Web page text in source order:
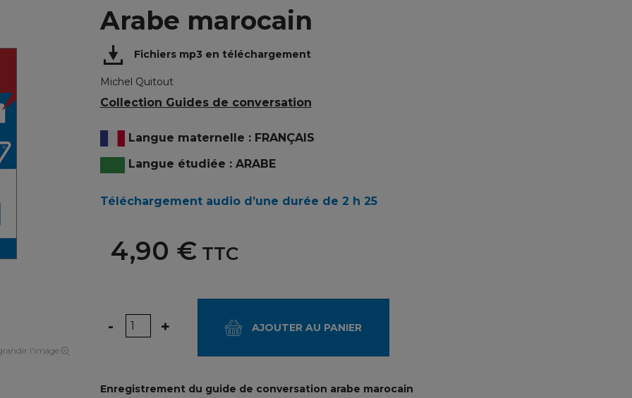
l'image
Arabe marocain
Fichiers mp3 en téléchargement
Michel Quitout
Collection Guides de conversation
Langue maternelle : FRANÇAIS
Langue étudiée : ARABE
Téléchargement audio d’une durée de 2 h 25
4,90 €TTC
Quantité
- + AJOUTER AU PANIER
Enregistrement du guide de conversation arabe marocain